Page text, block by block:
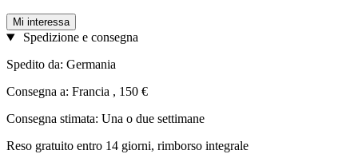
Mi interessa
Spedizione e consegna
Spedito da: Germania
Consegna a: Francia , 150 €
Consegna stimata: Una o due settimane
Reso gratuito entro 14 giorni, rimborso integrale